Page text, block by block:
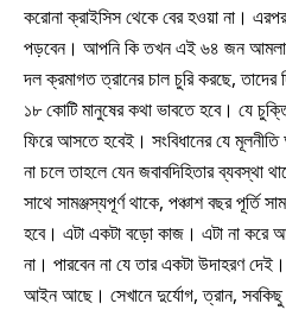
করোনা ক্রাইসিস থেকে বের হওয়া না।
পড়বেন। আপনি কি তখন এই ৬৪ জন
দল ক্রমাগত ত্রানের চাল চুরি করছে,
১৮ কোটি মানুষের কথা ভাবতে হবে। যে
ফিরে আসতে হবেই। সংবিধানের যে মূলনীতি
না চলে তাহলে যেন জবাবদিহিতার ব্যবস্থা
সাথে সামঞ্জস্যপূর্ণ থাকে, পঞ্চাশ বছর পূর্তি
হবে। এটা একটা বড়ো কাজ। এটা না করে
না। পারবেন না যে তার একটা উদাহরণ
আইন আছে। সেখানে দুর্যোগ, ত্রান,